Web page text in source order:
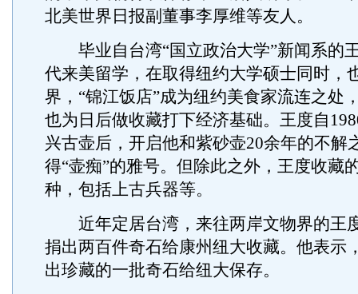
北美世界日报副董事李厚维等友人。
毕业自台湾“国立政治大学”新闻系的
代来美留学，在取得纽约大学硕士同时，
界，“锦江饭店”成为纽约美食家流连之处
也为日后做收藏打下经济基础。王度自
兴古壶后，开启他和紫砂壶20余年的不解
得“壶痴”的雅号。但除此之外，王度收藏
种，包括上古兵器等。
近年定居台湾，来往两岸文物界的王
捐出两百件奇石给康州纽大收藏。他表示
出珍藏的一批奇石给纽大保存。